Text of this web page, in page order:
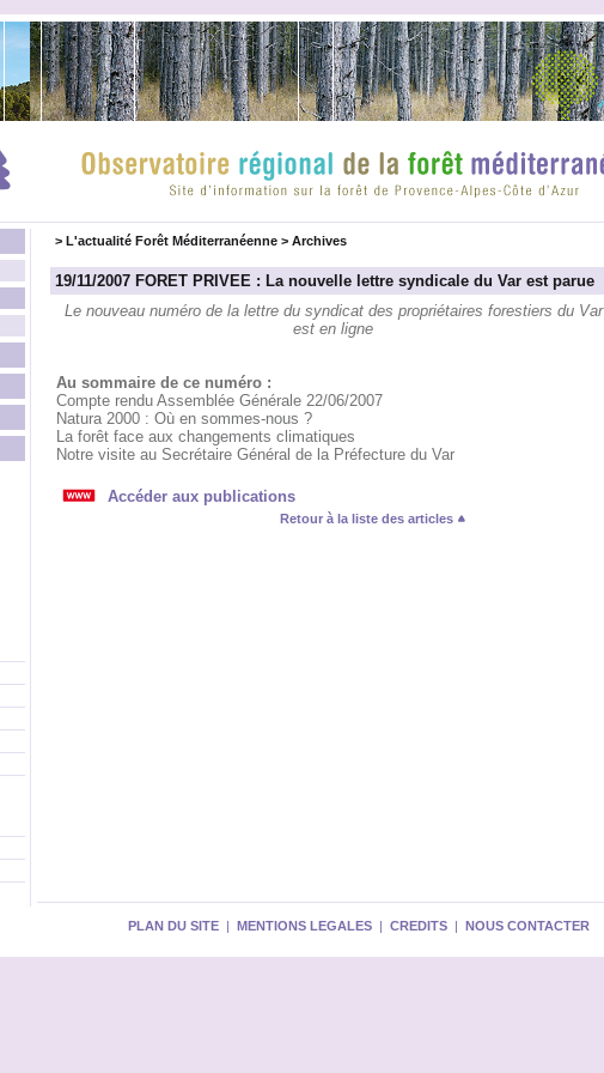
> L'actualité Forêt Méditerranéenne> Archives
19/11/2007 FORET PRIVEE : La nouvelle lettre syndicale du Var est parue
Le nouveau numéro de la lettre du syndicat des propriétaires forestiers du Var
est en ligne
Au sommaire de ce numéro :
Compte rendu Assemblée Générale 22/06/2007
Natura 2000 : Où en sommes-nous ?
La forêt face aux changements climatiques
Notre visite au Secrétaire Général de la Préfecture du Var
Accéder aux publications
Retour à la liste des articles
PLAN DU SITE | MENTIONS LEGALES | CREDITS | NOUS CONTACTER